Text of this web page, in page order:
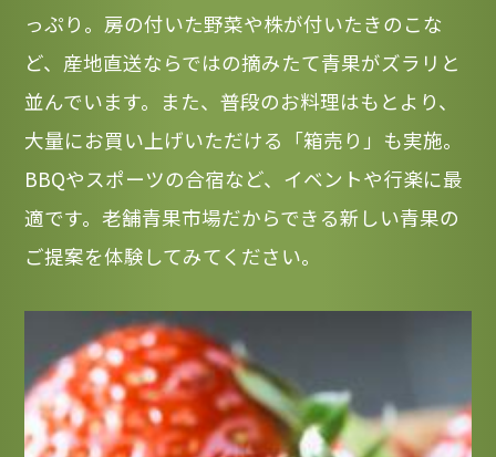
っぷり。房の付いた野菜や株が付いたきのこな
ど、産地直送ならではの摘みたて青果がズラリと
並んでいます。また、普段のお料理はもとより、
大量にお買い上げいただける「箱売り」も実施。
BBQやスポーツの合宿など、イベントや行楽に最
適です。老舗青果市場だからできる新しい青果の
ご提案を体験してみてください。